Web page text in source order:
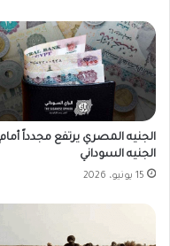
الجنيه المصري يرتفع مجدداً أمام
الجنيه السوداني
15 يونيو، 2026